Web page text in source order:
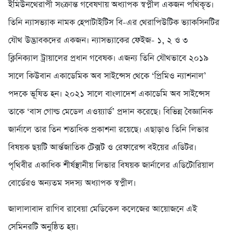
ইমিউনথেরাপী সংক্রান্ত গবেষণায় অধ্যাপক স্বপ্নীল একজন পথিকৃত।
তিনি ন্যাসভ্যাক নামক হেপাটাইটিস বি-এর থেরাপিউটিক ভ্যাকসিনটির
যৌথ উদ্ভাবকদের একজন। ন্যাসভ্যাকের ফেইজ- ১, ২ ও ৩
ক্লিনিক্যাল ট্রায়ালের প্রধান গবেষক। এজন্য তিনি যৌথভাবে ২০১৯
সালে কিউবান একাডেমিক অব সাইন্সেস থেকে ‘প্রিমিও ন্যাশনাল’
পদকে ভূষিত হন। ২০২১ সালে বাংলাদেশ একাডেমি অব সাইন্সেস
তাকে ‘বাস গোল্ড মেডেল এওয়্যার্ড’ প্রদান করেছে। বিভিন্ন বৈজ্ঞানিক
জার্নালে তার তিন শতাধিক প্রকাশনা রয়েছে। এছাড়াও তিনি লিভার
বিষয়ক ছয়টি আর্ন্তজাতিক টেক্সট ও রেফারেন্স বইয়ের এডিটর।
পৃথিবীর একাধিক শীর্ষস্থানীয় লিভার বিষয়ক জার্নালের এডিটোরিয়াল
বোর্ডেরও অন্যতম সদস্য অধ্যাপক স্বপ্নীল।
জালালাবাদ রাগিব রাবেয়া মেডিকেল কলেজের আয়োজনে এই
সেমিনরটি অনুষ্ঠিত হয়।